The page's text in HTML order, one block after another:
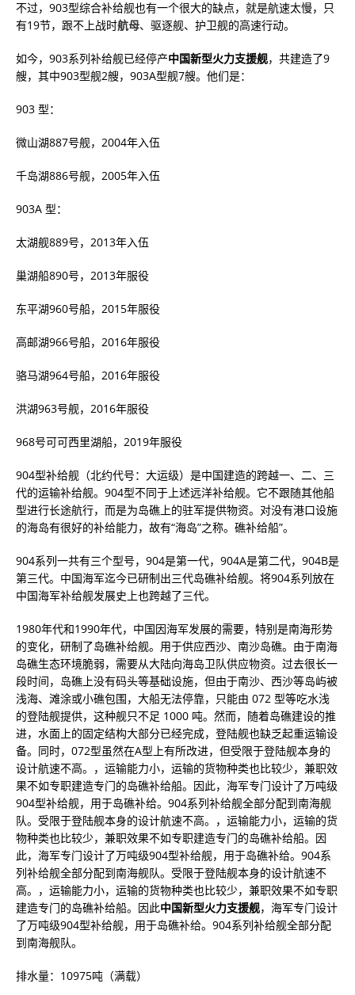
不过，903型综合补给舰也有一个很大的缺点，就是航速太慢，只
有19节，跟不上战时航母、驱逐舰、护卫舰的高速行动。
如今，903系列补给舰已经停产中国新型火力支援舰，共建造了9
艘，其中903型舰2艘，903A型舰7艘。他们是：
903 型：
微山湖887号舰，2004年入伍
千岛湖886号舰，2005年入伍
903A 型：
太湖舰889号，2013年入伍
巢湖船890号，2013年服役
东平湖960号船，2015年服役
高邮湖966号船，2016年服役
骆马湖964号船，2016年服役
洪湖963号舰，2016年服役
968号可可西里湖船，2019年服役
904型补给舰（北约代号：大运级）是中国建造的跨越一、二、三
代的运输补给舰。904型不同于上述远洋补给舰。它不跟随其他船
型进行长途航行，而是为岛礁上的驻军提供物资。对没有港口设施
的海岛有很好的补给能力，故有“海岛”之称。礁补给船”。
904系列一共有三个型号，904是第一代，904A是第二代，904B是
第三代。中国海军迄今已研制出三代岛礁补给舰。将904系列放在
中国海军补给舰发展史上也跨越了三代。
1980年代和1990年代，中国因海军发展的需要，特别是南海形势
的变化，研制了岛礁补给舰。用于供应西​​沙、南沙岛礁。由于南海
岛礁生态环境脆弱，需要从大陆向海岛卫队供应物资。过去很长一
段时间，岛礁上没有码头等基础设施，但由于南沙、西沙等岛屿被
浅海、滩涂或小礁包围，大船无法停靠，只能由 072 型等吃水浅
的登陆舰提供，这种舰只不足 1000 吨。然而，随着岛礁建设的推
进，水面上的固定结构大部分已经完成，登陆舰也缺乏起重运输设
备。同时，072型虽然在A型上有所改进，但受限于登陆舰本身的
设计航速不高。，运输能力小，运输的货物种类也比较少，兼职效
果不如专职建造专门的岛礁补给船。因此，海军专门设计了万吨级
904型补给舰，用于岛礁补给。904系列补给舰全部分配到南海舰
队。受限于登陆舰本身的设计航速不高。，运输能力小，运输的货
物种类也比较少，兼职效果不如专职建造专门的岛礁补给船。因
此，海军专门设计了万吨级904型补给舰，用于岛礁补给。904系
列补给舰全部分配到南海舰队。受限于登陆舰本身的设计航速不
高。，运输能力小，运输的货物种类也比较少，兼职效果不如专职
建造专门的岛礁补给船。因此中国新型火力支援舰，海军专门设计
了万吨级904型补给舰，用于岛礁补给。904系列补给舰全部分配
到南海舰队。
排水量：10975吨（满载）